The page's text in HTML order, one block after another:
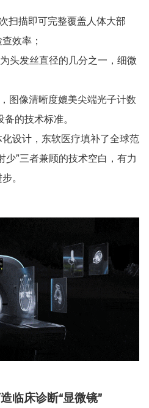
扫描即可完整覆盖人体大部
效率；
头发丝直径的几分之一，细微
图像清晰度媲美尖端光子计数
的技术标准。
设计，东软医疗填补了全球范
少”三者兼顾的技术空白，有力
。
临床诊断“显微镜”